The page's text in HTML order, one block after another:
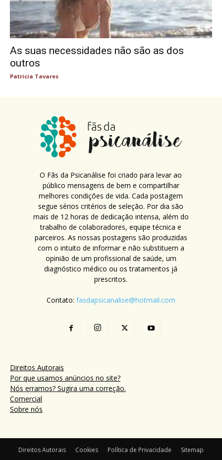
As suas necessidades não são as dos
outros
Patricia Tavares
O Fãs da Psicanálise foi criado para levar ao
público mensagens de bem e compartilhar
melhores condições de vida. Cada postagem
segue sérios critérios de seleção. Por dia são
mais de 12 horas de dedicação intensa, além do
trabalho de colaboradores, equipe técnica e
parceiros. As nossas postagens são produzidas
com o intuito de informar e não substituem a
opinião de um profissional de saúde, um
diagnóstico médico ou os tratamentos já
prescritos.
Contato: fasdapsicanalise@hotmail.com
Direitos Autorais
Por que usamos anúncios no site?
Nós erramos? Sugira uma correção.
Comercial
Sobre nós
Direitos Autorais Cookies Política de Privacidade Sitemap